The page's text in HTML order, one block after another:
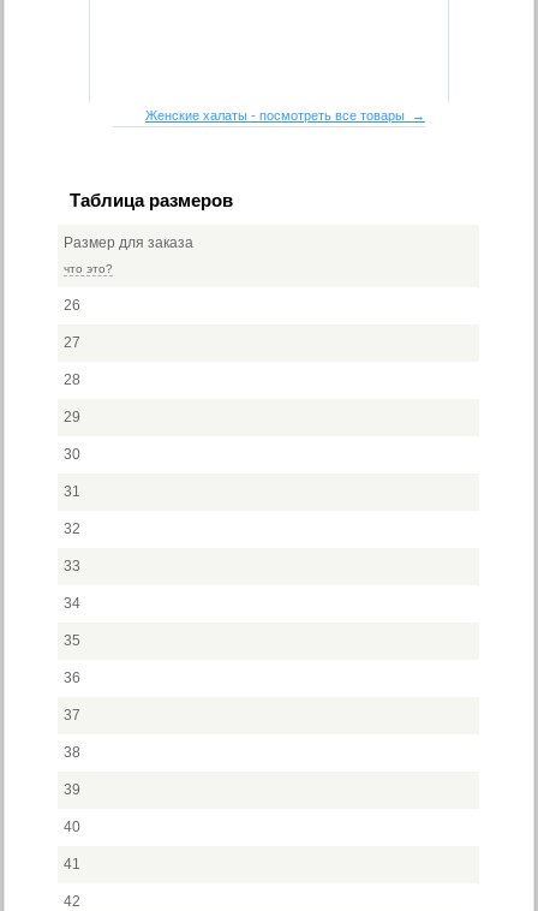
Женские халаты - посмотреть все товары →
Таблица размеров
Размер для заказа
что это?
26
27
28
29
30
31
32
33
34
35
36
37
38
39
40
41
42